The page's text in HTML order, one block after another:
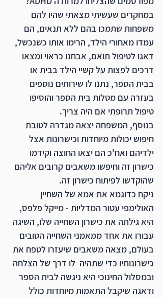
במחקרים שעשיתי מצאתי שהיו להם
משפחות שתמכו בהם ללא תנאים, הם
עמדו מאחורי הילד, הרימו אותו כשנכשל,
דאגו לטיפול תואם, אבחנו כראוי ומצאו
דרכים לפצות על קשיי הילד בבית או
בבית הספר, נתנו לו שירותים נוספים
בעזרה עם מטלות בית הספר והוסיפו
טיפול תרופתי אם היה צריך.
בנוסף, המשפחה יצאה מגדרה לטובת
חיפוש יכולות מיוחדות וכישרונות אצל
ילדיהם ואח'כ הם יצאו החוצה וקידמו
כישרון זה וחיפשו משאבים קרובים אליהם
שהוקדשו לפיתוח כישרון זה.
ניקח כדוגמא את אמא של השחיין
האולימפי עטור המדליות - מייקל פלפס,
היא גילתה את כישרון השחייה שלו, השיגה
עבורו את אחד ממאמני השחייה הטובים
בעולם, מצאה משאבים שיעזרו לטפח את
כישרונותיו כדי שתהיה  לו דרך של הצלחה
ובמסלול החינוכי היא ניגשה לבית הספר
ודאגה שיקבל התאמות מיוחדות כולל